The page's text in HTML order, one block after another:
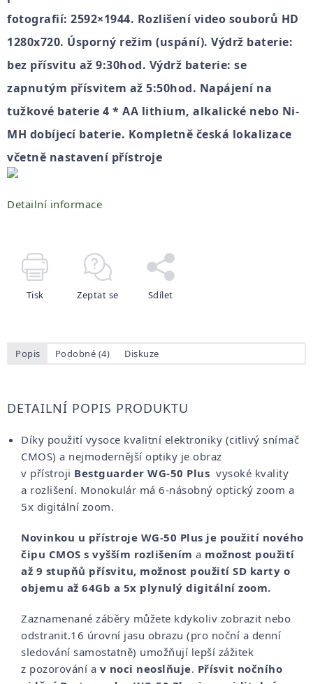
fotografií: 2592×1944. Rozlišení video souborů HD
1280x720. Úsporný režim (uspání). Výdrž baterie:
bez přísvitu až 9:30hod. Výdrž baterie: se
zapnutým přísvitem až 5:50hod. Napájení na
tužkové baterie 4 * AA lithium, alkalické nebo Ni-
MH dobíjecí baterie. Kompletně česká lokalizace
včetně nastavení přístroje
Detailní informace
Tisk Zeptat se Sdílet
Popis Podobné (4) Diskuze
DETAILNÍ POPIS PRODUKTU
Díky použití vysoce kvalitní elektroniky (citlivý snímač
CMOS) a nejmodernější optiky je obraz
v přístroji Bestguarder WG-50 Plus vysoké kvality
a rozlišení. Monokulár má 6-násobný optický zoom a
5x digitální zoom.
Novinkou u přístroje WG-50 Plus je použití nového
čipu CMOS s vyšším rozlišením a možnost použití
až 9 stupňů přísvitu, možnost použití SD karty o
objemu až 64Gb a 5x plynulý digitální zoom.
Zaznamenané záběry můžete kdykoliv zobrazit nebo
odstranit.16 úrovní jasu obrazu (pro noční a denní
sledování samostatně) umožňují lepší zážitek
z pozorování a v noci neoslňuje. Přísvit nočního